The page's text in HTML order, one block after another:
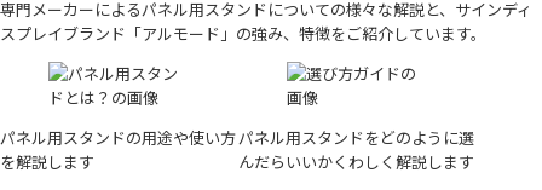
専門メーカーによるパネル用スタンドについての様々な解説と、サインディ
スプレイブランド「アルモード」の強み、特徴をご紹介しています。
パネル用スタンドの用途や使い方
を解説します
パネル用スタンドをどのように選
んだらいいかくわしく解説します